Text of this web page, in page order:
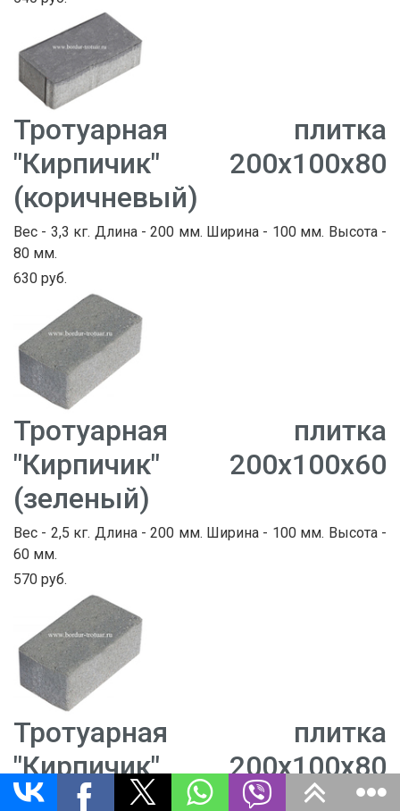
Тротуарная плитка
"Кирпичик" 200х100х80
(коричневый)
Вес - 3,3 кг. Длина - 200 мм. Ширина - 100 мм. Высота -
80 мм.
630 руб.
Тротуарная плитка
"Кирпичик" 200х100х60
(зеленый)
Вес - 2,5 кг. Длина - 200 мм. Ширина - 100 мм. Высота -
60 мм.
570 руб.
Тротуарная плитка
"Кирпичик" 200х100х80
(зеленый)